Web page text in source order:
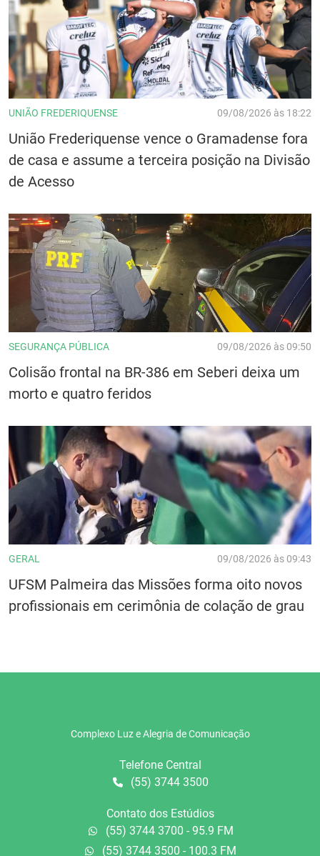
UNIÃO FREDERIQUENSE 09/08/2026 às 18:22
União Frederiquense vence o Gramadense fora
de casa e assume a terceira posição na Divisão
de Acesso
SEGURANÇA PÚBLICA 09/08/2026 às 09:50
Colisão frontal na BR-386 em Seberi deixa um
morto e quatro feridos
GERAL 09/08/2026 às 09:43
UFSM Palmeira das Missões forma oito novos
profissionais em cerimônia de colação de grau
Complexo Luz e Alegria de Comunicação
Telefone Central
(55) 3744 3500
Contato dos Estúdios
(55) 3744 3700 - 95.9 FM
(55) 3744 3500 - 100.3 FM